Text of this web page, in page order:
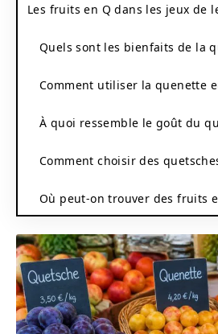
Les fruits en Q dans les jeux de
Quels sont les bienfaits de la
Comment utiliser la quenette
À quoi ressemble le goût du
Comment choisir des
Où peut-on trouver des fruits